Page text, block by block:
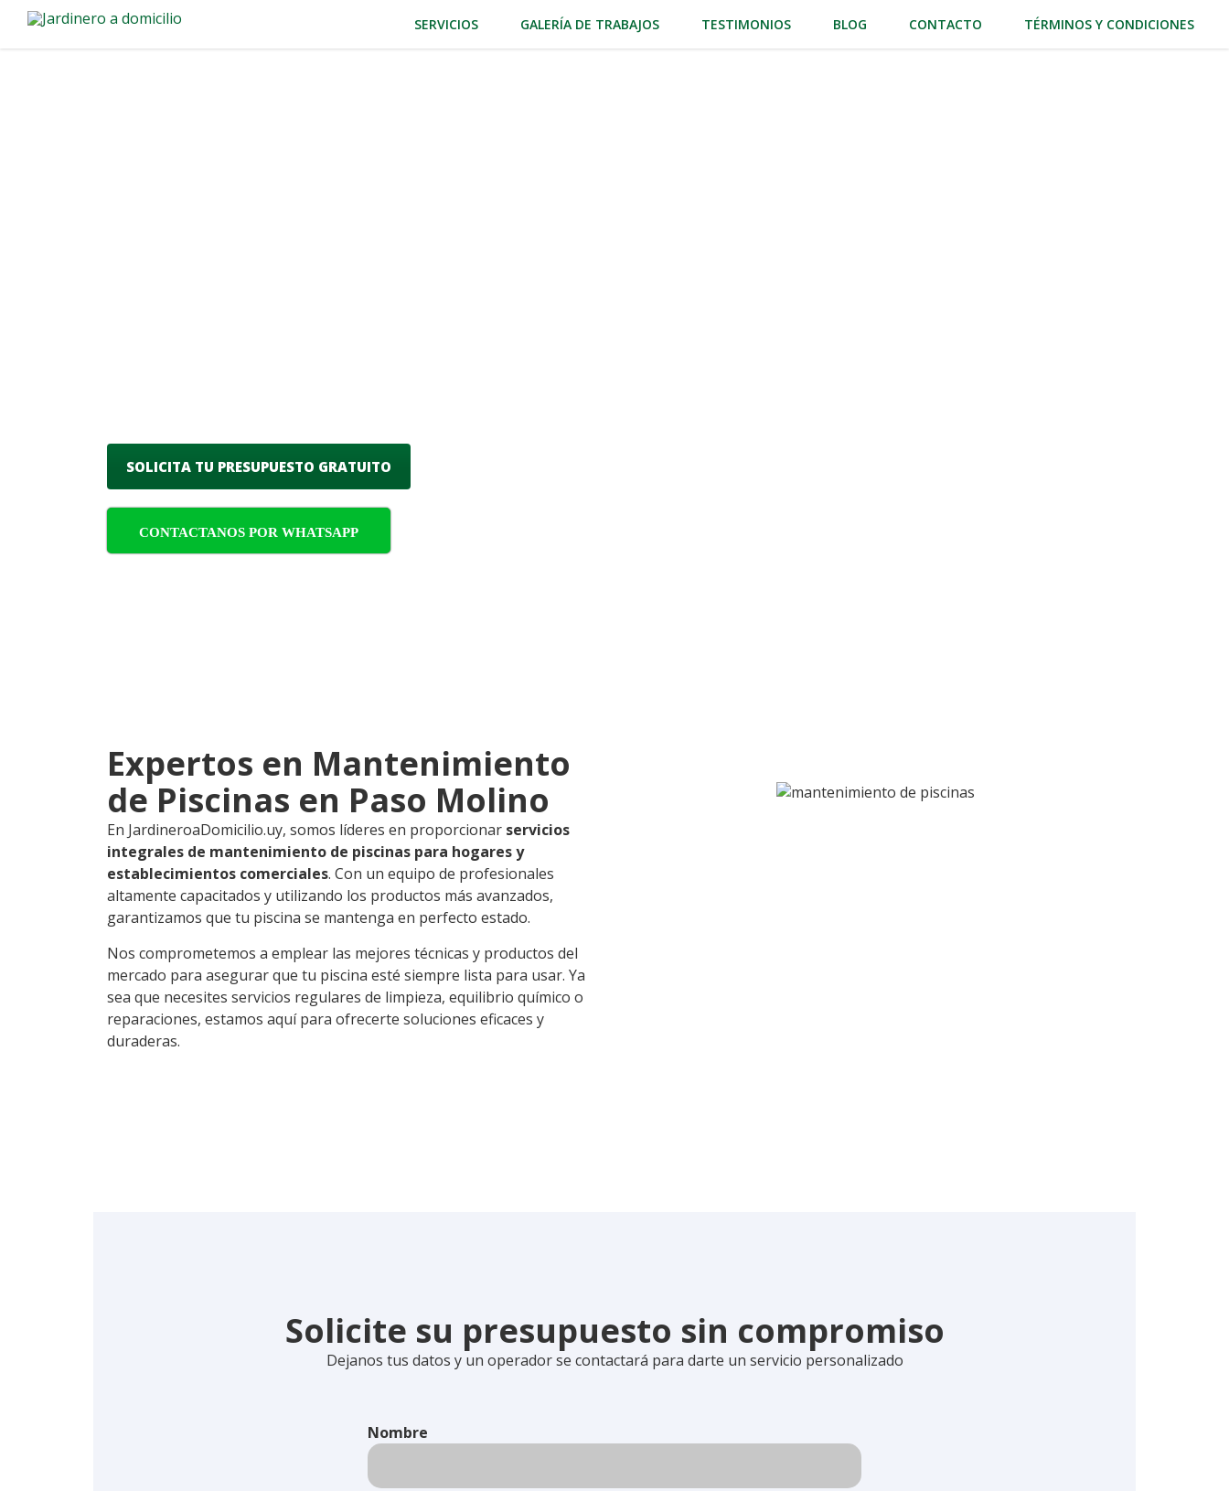
SERVICIOS GALERÍA DE TRABAJOS TESTIMONIOS BLOG CONTACTO TÉRMINOS Y CONDICIONES
SOLICITA TU PRESUPUESTO GRATUITO
CONTACTANOS POR WHATSAPP
Expertos en Mantenimiento
de Piscinas en Paso Molino
En JardineroaDomicilio.uy, somos líderes en proporcionar servicios
integrales de mantenimiento de piscinas para hogares y
establecimientos comerciales. Con un equipo de profesionales
altamente capacitados y utilizando los productos más avanzados,
garantizamos que tu piscina se mantenga en perfecto estado.
Nos comprometemos a emplear las mejores técnicas y productos del
mercado para asegurar que tu piscina esté siempre lista para usar. Ya
sea que necesites servicios regulares de limpieza, equilibrio químico o
reparaciones, estamos aquí para ofrecerte soluciones eficaces y
duraderas.
Solicite su presupuesto sin compromiso
Dejanos tus datos y un operador se contactará para darte un servicio personalizado
Nombre